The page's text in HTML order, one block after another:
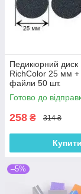
Педикюрний диск
RichColor 25 мм +
файли 50 шт.
Готово до
258 ₴ 314 ₴
Купити
–5%